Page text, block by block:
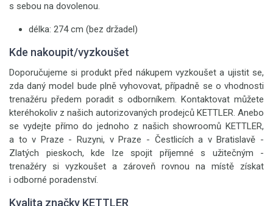
s sebou na dovolenou.
délka: 274 cm (bez držadel)
Kde nakoupit/vyzkoušet
Doporučujeme si produkt před nákupem vyzkoušet a ujistit se,
zda daný model bude plně vyhovovat, případně se o vhodnosti
trenažéru předem poradit s odborníkem. Kontaktovat můžete
kteréhokoliv z našich autorizovaných prodejců KETTLER. Anebo
se vydejte přímo do jednoho z našich showroomů KETTLER,
a to v Praze - Ruzyni, v Praze - Čestlicích a v Bratislavě -
Zlatých pieskoch, kde lze spojit příjemné s užitečným -
trenažéry si vyzkoušet a zároveň rovnou na místě získat
i odborné poradenství.
Kvalita značky KETTLER